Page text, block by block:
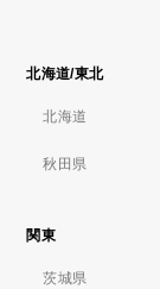
北海道/東北
北海道
秋田県
関東
茨城県